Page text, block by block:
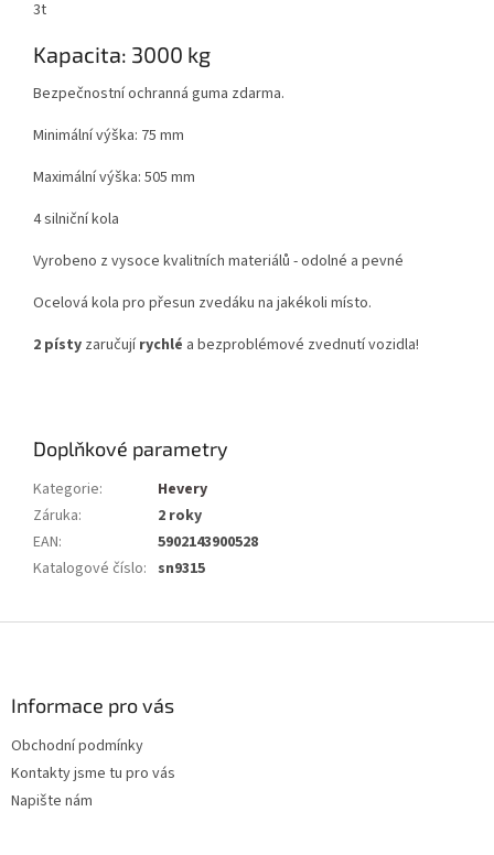
3t
Kapacita: 3000 kg
Bezpečnostní ochranná guma zdarma.
Minimální výška: 75 mm
Maximální výška: 505 mm
4 silniční kola
Vyrobeno z vysoce kvalitních materiálů - odolné a pevné
Ocelová kola pro přesun zvedáku na jakékoli místo.
2 písty zaručují rychlé a bezproblémové zvednutí vozidla!
Doplňkové parametry
Kategorie:
Hevery
Záruka:
2 roky
EAN:
5902143900528
Katalogové číslo: sn9315
Informace pro vás
Obchodní podmínky
Kontakty jsme tu pro vás
Napište nám